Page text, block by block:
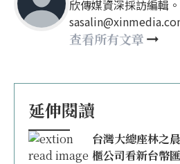
欣傳媒資深採訪編輯。
查看所有文章
延伸閱讀
台灣大總座林之
櫃公司看新台幣